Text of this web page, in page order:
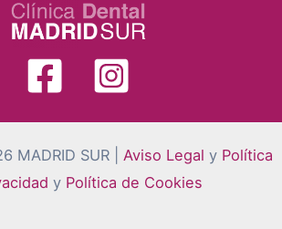
MADRID SUR | Aviso Legal y Política
y Política de Cookies